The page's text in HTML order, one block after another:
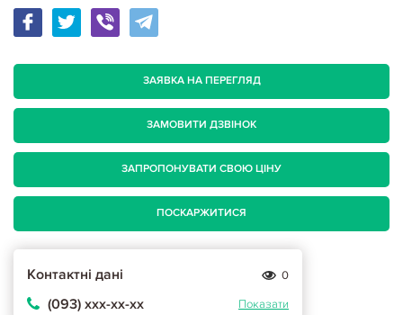
ЗАЯВКА НА ПЕРЕГЛЯД
ЗАМОВИТИ ДЗВІНОК
ЗАПРОПОНУВАТИ СВОЮ ЦІНУ
ПОСКАРЖИТИСЯ
Контактні дані 0
(093) ххх-хх-хх Показати